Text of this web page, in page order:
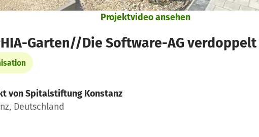
Projektvideo ansehen
Garten//Die Software-AG verdoppelt
vonSpitalstiftung Konstanz
Deutschland